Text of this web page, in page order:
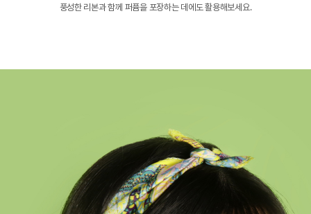
풍성한 리본과 함께 퍼퓸을 포장하는 데에도 활용해보세요.